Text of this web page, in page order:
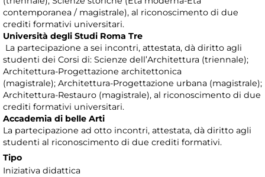
contemporanea / magistrale), al riconoscimento di due
crediti formativi universitari.
Università degli Studi Roma Tre
La partecipazione a sei incontri, attestata, dà diritto agli
studenti dei Corsi di: Scienze dell’Architettura (triennale);
Architettura-Progettazione architettonica
(magistrale); Architettura-Progettazione urbana (magistrale);
Architettura-Restauro (magistrale), al riconoscimento di due
crediti formativi universitari.
Accademia di belle Arti
La partecipazione ad otto incontri, attestata, dà diritto agli
studenti al riconoscimento di due crediti formativi.
Tipo
Iniziativa didattica